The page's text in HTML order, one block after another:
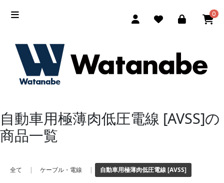
0
自動車用極薄肉低圧電線 [AVSS]の
商品一覧
全て | ケーブル・電線 | 自動車用極薄肉低圧電線 [AVSS]